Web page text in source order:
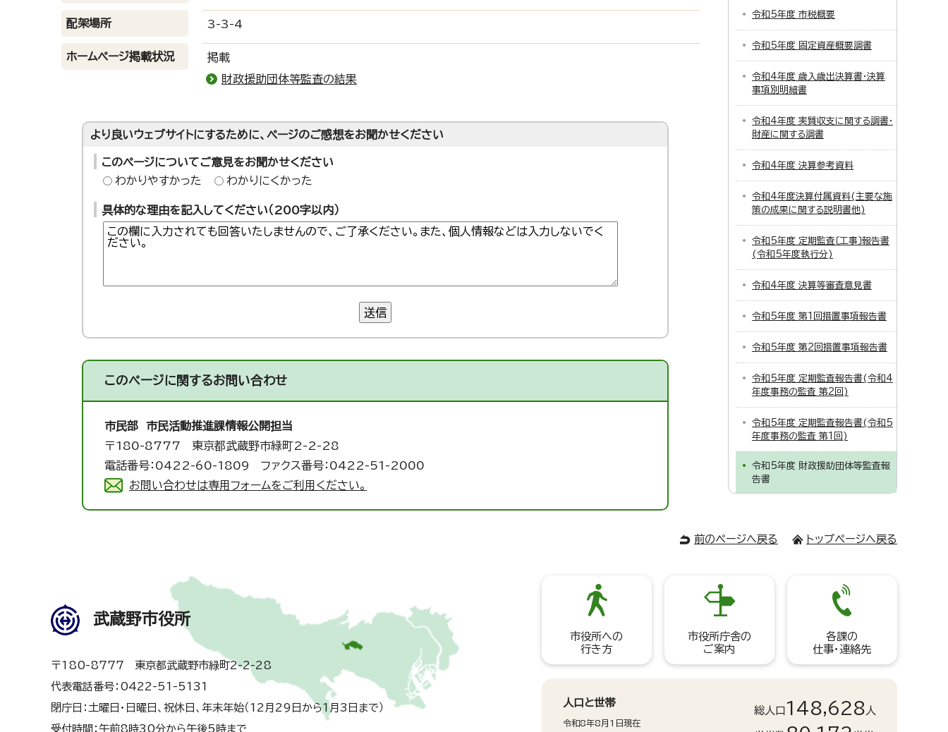
配架場所 3-3-4
ホームページ掲載状況
掲載
財政援助団体等監査の結果
より良いウェブサイトにするために、ページのご感想をお聞かせください
このページについてご意見をお聞かせください
わかりやすかった
わかりにくかった
具体的な理由を記入してください（200字以内）
送信
このページに関するお問い合わせ
市民部 市民活動推進課情報公開担当
〒180-8777 東京都武蔵野市緑町2-2-28
電話番号：0422-60-1809 ファクス番号：0422-51-2000
お問い合わせは専用フォームをご利用ください。
令和5年度 市税概要
令和5年度 固定資産概要調書
令和4年度 歳入歳出決算書・決算
事項別明細書
令和4年度 実質収支に関する調書・
財産に関する調書
令和4年度 決算参考資料
令和4年度決算付属資料(主要な施
策の成果に関する説明書他)
令和5年度 定期監査〔工事〕報告書
(令和5年度執行分)
令和4年度 決算等審査意見書
令和5年度 第1回措置事項報告書
令和5年度 第2回措置事項報告書
令和5年度 定期監査報告書(令和4
年度事務の監査 第2回)
令和5年度 定期監査報告書(令和5
年度事務の監査 第1回)
令和5年度 財政援助団体等監査報
告書
前のページへ戻る トップページへ戻る
武蔵野市役所
〒180-8777 東京都武蔵野市緑町2-2-28
代表電話番号：0422-51-5131
閉庁日：土曜日・日曜日、祝休日、年末年始（12月29日から1月3日まで）
受付時間：午前8時30分から午後5時まで
市役所への
行き方
市役所庁舎の
ご案内
各課の
仕事・連絡先
人口と世帯
令和8年8月1日現在
総人口 148,628 人